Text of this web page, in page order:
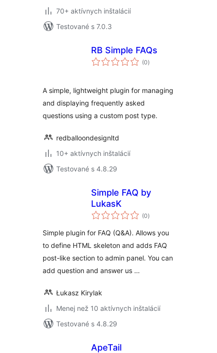
70+ aktívnych inštalácií
Testované s 7.0.3
RB Simple FAQs
(0celkové
hodnotenie
)
A simple, lightweight plugin for managing
and displaying frequently asked
questions using a custom post type.
redballoondesignltd
10+ aktívnych inštalácií
Testované s 4.8.29
Simple FAQ by
LukasK
(0celkové
hodnotenie
)
Simple plugin for FAQ (Q&A). Allows you
to define HTML skeleton and adds FAQ
post-like section to admin panel. You can
add question and answer us …
Łukasz Kirylak
Menej než 10 aktívnych inštalácií
Testované s 4.8.29
ApeTail